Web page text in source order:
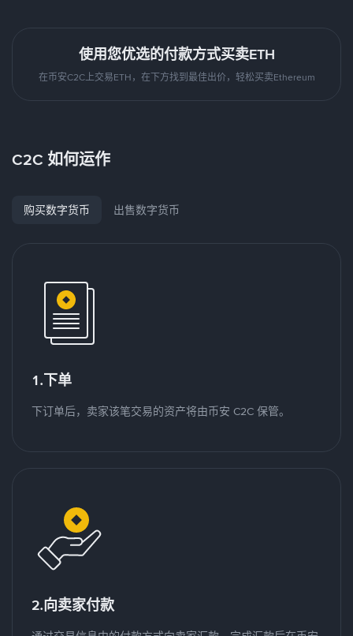
使用您优选的付款方式买卖ETH
在币安C2C上交易ETH，在下方找到最佳出价，轻松买卖Ethereum
C2C 如何运作
购买数字货币 出售数字货币
1.下单
下订单后，卖家该笔交易的资产将由币安 C2C 保管。
2.向卖家付款